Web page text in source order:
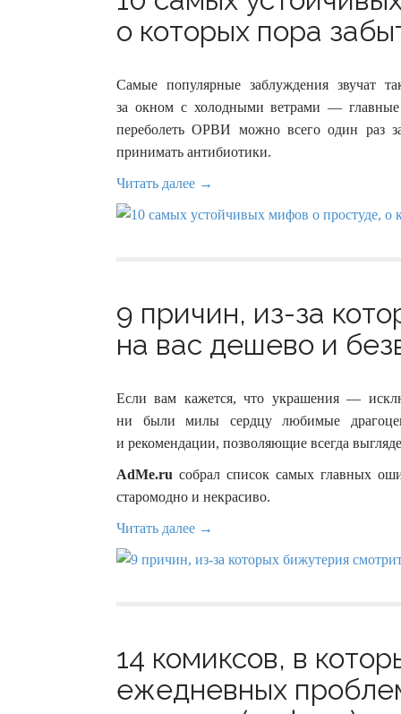
о которых пора
Самые популярные заблуждения звучат
за окном с холодными ветрами —
переболеть ОРВИ можно всего один раз
принимать антибиотики.
Читать далее →
9 причин, из-за
на вас дешево и
Если вам кажется, что украшения —
ни были милы сердцу любимые
и рекомендации, позволяющие всегда
AdMe.ru собрал список самых главных
старомодно и некрасиво.
Читать далее →
14 комиксов, в
ежедневных